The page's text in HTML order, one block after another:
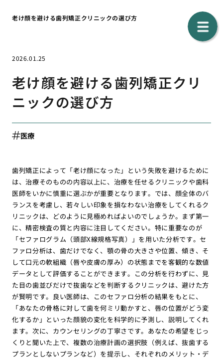
老け顔を避ける歯列矯正クリニックの選び方
2026.01.25
老け顔を避ける歯列矯正クリ
ニックの選び方
医療
歯列矯正によって「老け顔になった」という失敗を避けるために
は、治療そのものの内容以上に、治療を任せるクリニックや歯科
医師をいかに慎重に選ぶかが重要となります。では、顔全体のバ
ランスを考慮し、若々しい印象を損なわない治療をしてくれるク
リニックは、どのように見極めればよいのでしょうか。まず第一
に、精密検査の質と内容に注目してください。特に重要なのが
「セファログラム（頭部X線規格写真）」を用いた分析です。セ
ファロ分析は、歯だけでなく、顎の骨の大きさや位置、傾き、そ
して口元の軟組織（唇や皮膚の厚み）の状態までを客観的な数値
データとして評価することができます。この分析を行わずに、見
た目の歯並びだけで抜歯などを判断するクリニックは、避けた方
が賢明です。良い医師は、このセファロ分析の結果をもとに、
「あなたの骨格に対して歯を何ミリ動かすと、唇の位置がどう変
化するか」といった顔貌の変化を科学的に予測し、説明してくれ
ます。次に、カウンセリングの丁寧さです。あなたの希望をじっ
くりと聞いた上で、複数の治療計画の選択肢（例えば、抜歯する
プランとしないプランなど）を提示し、それぞれのメリット・デ